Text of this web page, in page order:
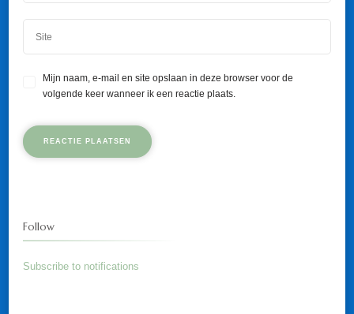
Mijn naam, e-mail en site opslaan in deze browser voor de
volgende keer wanneer ik een reactie plaats.
Follow
Subscribe to notifications